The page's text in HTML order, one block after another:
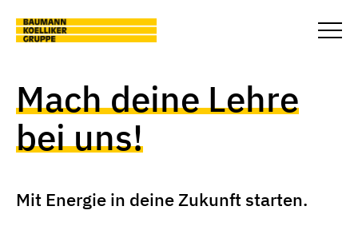
Mach deineLehre
bei uns!
Mit Energie in deine Zukunft starten.